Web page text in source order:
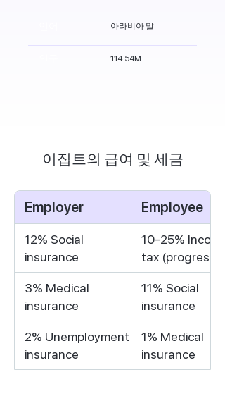
아라비아 말
114.54M
이집트의 급여 및 세금
Employer Employee
12% Social
insurance
10-25% Income
tax
3% Medical
insurance
11% Social
insurance
2% Unemployment
insurance
1% Medical
insurance